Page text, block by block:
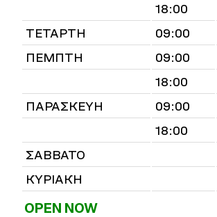
18:00
ΤΕΤΑΡΤΗ
09:00
ΠΕΜΠΤΗ
09:00
18:00
ΠΑΡΑΣΚΕΥΗ
09:00
18:00
ΣΑΒΒΑΤΟ
ΚΥΡΙΑΚΗ
OPEN NOW